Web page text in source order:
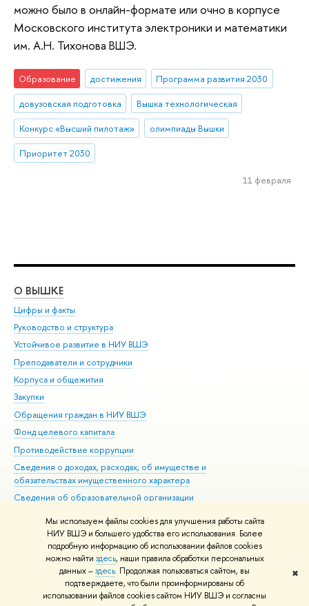
Мы используем файлы cookies для улучшения работы сайта
НИУ ВШЭ и большего удобства его использования. Более
подробную информацию об использовании файлов cookies
можно найти здесь, наши правила обработки персональных
данных –здесь. Продолжая пользоваться сайтом, вы
подтверждаете, что были проинформированы об
использовании файлов cookies сайтом НИУ ВШЭ и согласны
✖
можно было в онлайн-формате или очно в корпусе
Московского института электроники и математики
им. А.Н. Тихонова ВШЭ.
Образование достижения
Программа развития 2030
довузовская подготовка
Вышка технологическая
Конкурс «Высший пилотаж»
олимпиады Вышки
Приоритет 2030
11 февраля
О ВЫШКЕ
Цифры и факты
Руководство и структура
Устойчивое развитие в НИУ ВШЭ
Преподаватели и сотрудники
Корпуса и общежития
Закупки
Обращения граждан в НИУ ВШЭ
Фонд целевого капитала
Противодействие коррупции
Сведения о доходах, расходах, об имуществе и
обязательствах имущественного характера
Сведения об образовательной организации
Людям с ограниченными возможностями здоровья
Единая платежная страница
Работа в Вышке
© НИУ ВШЭ 1993–2026 Адреса и контакты Условия использования